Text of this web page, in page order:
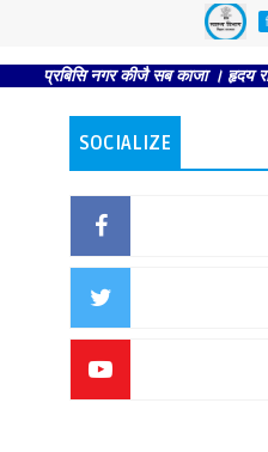
बिहार
नगर कीजै सब काजा । हृदय राखि
SOCIALIZE